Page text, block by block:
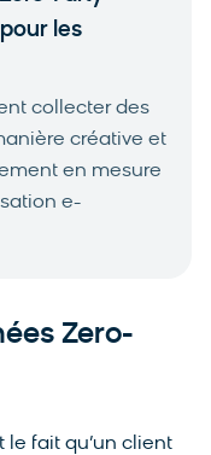
les
collecter des
créative et
en mesure
e-
Zero-
le fait qu’un client